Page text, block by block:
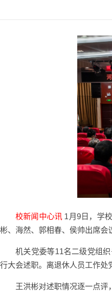
校新闻中心讯 1月9日，学
彬、海然、郭相春、侯帅出席会
机关党委等11名二级党组
行大会述职。离退休人员工作
王洪彬对述职情况逐一点